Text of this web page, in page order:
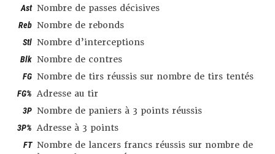
Ast Nombre de passes décisives
Reb Nombre de rebonds
Stl Nombre d’interceptions
Blk Nombre de contres
FG Nombre de tirs réussis sur nombre de tirs tentés
FG% Adresse au tir
3P Nombre de paniers à 3 points réussis
3P% Adresse à 3 points
FT Nombre de lancers francs réussis sur nombre de